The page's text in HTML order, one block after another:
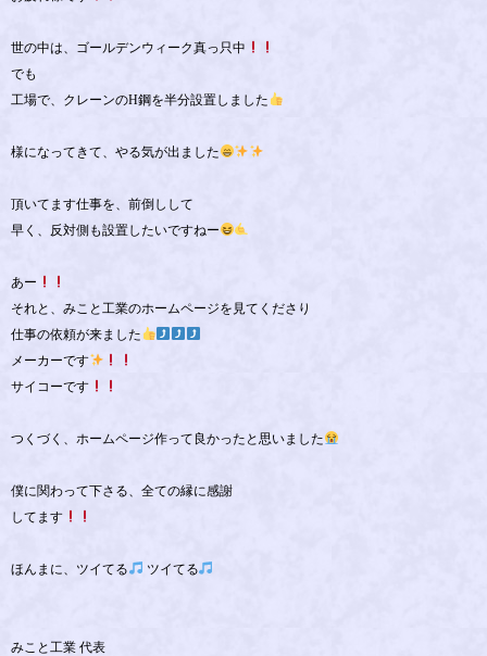
世の中は、ゴールデンウィーク真っ只中
でも
工場で、クレーンのH鋼を半分設置しました
様になってきて、やる気が出ました
頂いてます仕事を、前倒しして
早く、反対側も設置したいですねー
あー
それと、みこと工業のホームページを見てくださり
仕事の依頼が来ました
メーカーです
サイコーです
つくづく、ホームページ作って良かったと思いました
僕に関わって下さる、全ての縁に感謝
してます
ほんまに、ツイてる ツイてる
みこと工業 代表